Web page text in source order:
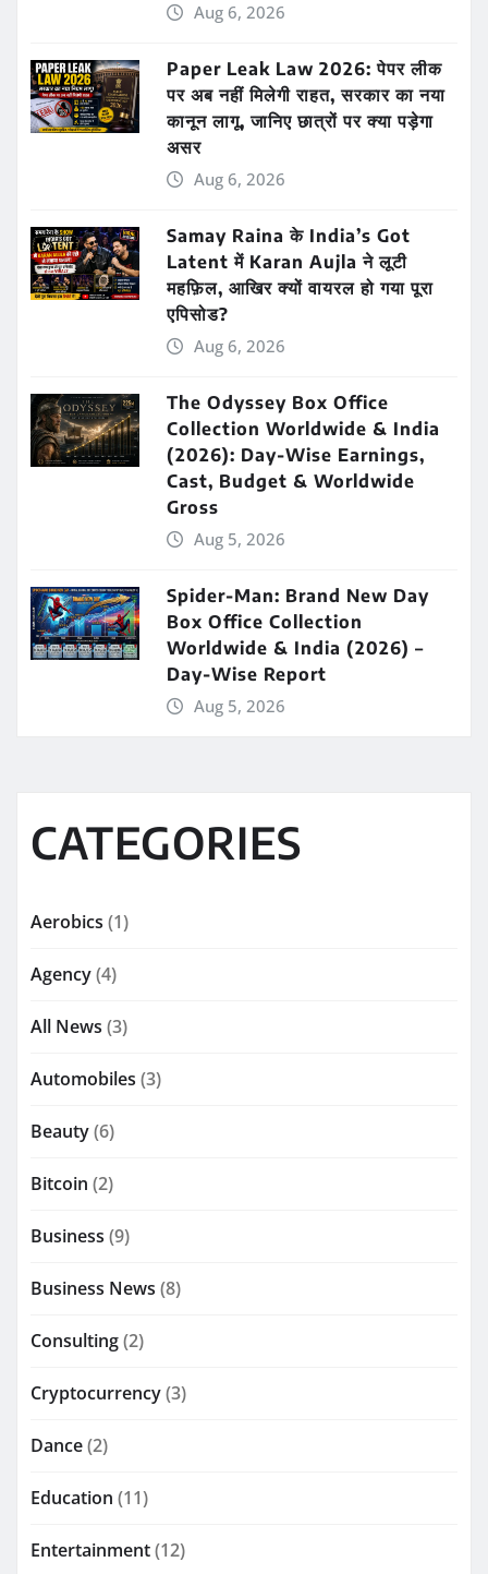
Aug 6, 2026
Paper Leak Law 2026: पेपर लीक
पर अब नहीं मिलेगी राहत, सरकार का नया
कानून लागू, जानिए छात्रों पर क्या पड़ेगा
असर
Aug 6, 2026
Samay Raina के India’s Got
Latent में Karan Aujla ने लूटी
महफ़िल, आखिर क्यों वायरल हो गया पूरा
एपिसोड?
Aug 6, 2026
The Odyssey Box Office
Collection Worldwide & India
(2026): Day-Wise Earnings,
Cast, Budget & Worldwide
Gross
Aug 5, 2026
Spider-Man: Brand New Day
Box Office Collection
Worldwide & India (2026) –
Day-Wise Report
Aug 5, 2026
CATEGORIES
Aerobics (1)
Agency(4)
All News (3)
Automobiles (3)
Beauty(6)
Bitcoin (2)
Business (9)
Business News (8)
Consulting(2)
Cryptocurrency(3)
Dance(2)
Education (11)
Entertainment(12)